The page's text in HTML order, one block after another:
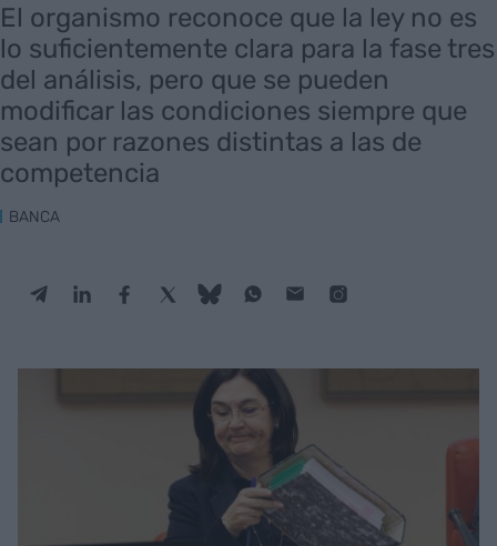
El organismo reconoce que la ley no es
lo suficientemente clara para la fase tres
del análisis, pero que se pueden
modificar las condiciones siempre que
sean por razones distintas a las de
competencia
BANCA